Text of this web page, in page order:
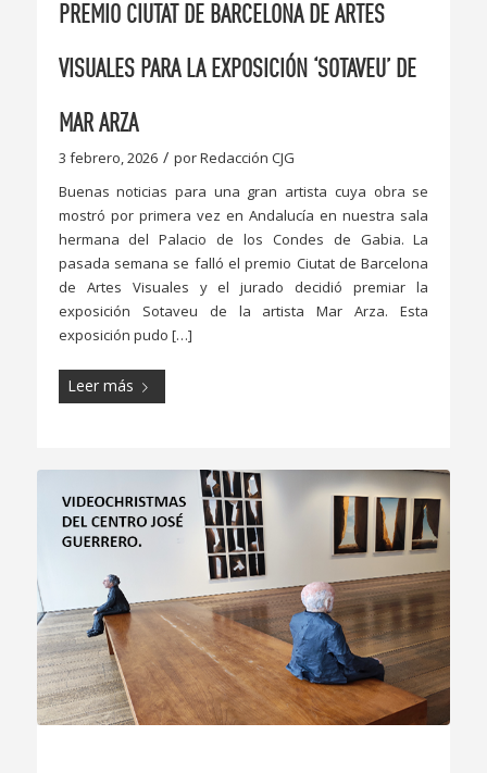
PREMIO CIUTAT DE BARCELONA DE ARTES
VISUALES PARA LA EXPOSICIÓN ‘SOTAVEU’ DE
MAR ARZA
3 febrero, 2026 / porRedacción CJG
Buenas noticias para una gran artista cuya obra se
mostró por primera vez en Andalucía en nuestra sala
hermana del Palacio de los Condes de Gabia. La
pasada semana se falló el premio Ciutat de Barcelona
de Artes Visuales y el jurado decidió premiar la
exposición Sotaveu de la artista Mar Arza. Esta
exposición pudo […]
Leer más